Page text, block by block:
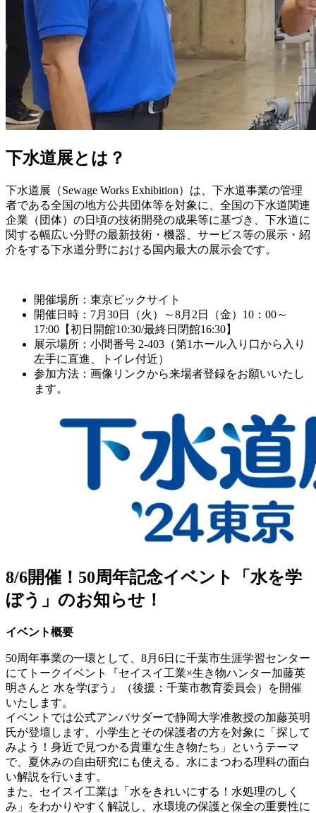
下水道展とは？
下水道展（Sewage Works Exhibition）は、下水道事業の管理
者である全国の地方公共団体等を対象に、全国の下水道関連
企業（団体）の日頃の技術開発の成果等に基づき、下水道に
関する幅広い分野の最新技術・機器、サービス等の展示・紹
介をする下水道分野における国内最大の展示会です。
開催場所：東京ビックサイト
開催日時：7月30日（火）～8月2日（金）10：00～
17:00【初日開館10:30/最終日閉館16:30】
展示場所：小間番号 2-403（第1ホール入り口から入り
左手に直進、トイレ付近）
参加方法：画像リンクから来場者登録をお願いいたし
ます。
8/6開催！50周年記念イベント「水を学
ぼう」のお知らせ！
イベント概要
50周年事業の一環として、8月6日に千葉市生涯学習センター
にてトークイベント『セイスイ工業×生き物ハンター加藤英
明さんと 水を学ぼう』（後援：千葉市教育委員会）を開催
いたします。
イベントでは公式アンバサダーで静岡大学准教授の加藤英明
氏が登壇します。小学生とその保護者の方を対象に「探して
みよう！身近で見つかる貴重な生き物たち」というテーマ
で、夏休みの自由研究にも使える、水にまつわる理科の面白
い解説を行います。
また、セイスイ工業は「水をきれいにする！水処理のしく
み」をわかりやすく解説し、水環境の保護と保全の重要性に